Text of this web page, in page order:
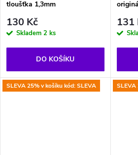
tloušťka 1,3mm
130 Kč
Skladem 2 ks
DO KOŠÍKU
131
SLEVA 25% v košíku kód: SLEVA SLEVA